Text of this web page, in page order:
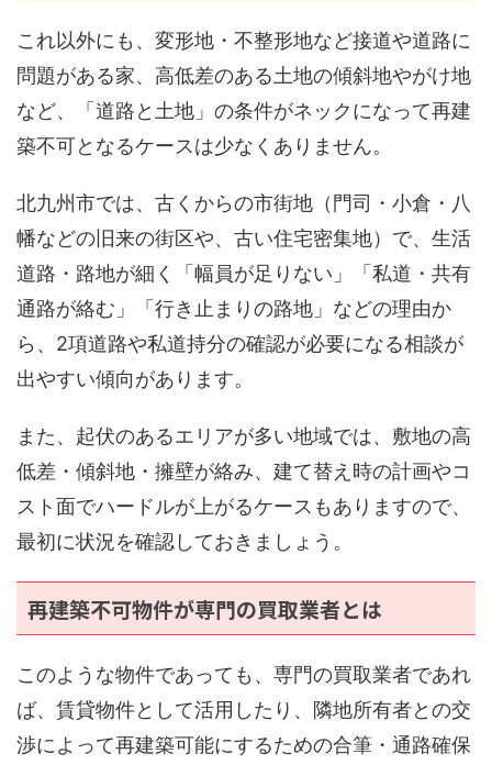
これ以外にも、変形地・不整形地など接道や道路に
問題がある家、高低差のある土地の傾斜地やがけ地
など、「道路と土地」の条件がネックになって再建
築不可となるケースは少なくありません。
北九州市では、古くからの市街地（門司・小倉・八
幡などの旧来の街区や、古い住宅密集地）で、生活
道路・路地が細く「幅員が足りない」「私道・共有
通路が絡む」「行き止まりの路地」などの理由か
ら、2項道路や私道持分の確認が必要になる相談が
出やすい傾向があります。
また、起伏のあるエリアが多い地域では、敷地の高
低差・傾斜地・擁壁が絡み、建て替え時の計画やコ
スト面でハードルが上がるケースもありますので、
最初に状況を確認しておきましょう。
再建築不可物件が専門の買取業者とは
このような物件であっても、専門の買取業者であれ
ば、賃貸物件として活用したり、隣地所有者との交
渉によって再建築可能にするための合筆・通路確保